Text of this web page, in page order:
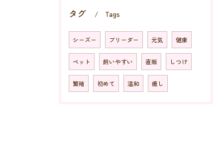
タグ Tags
シーズー ブリーダー 元気 健康
ペット 飼いやすい 直販 しつけ
繁殖 初めて 温和 癒し